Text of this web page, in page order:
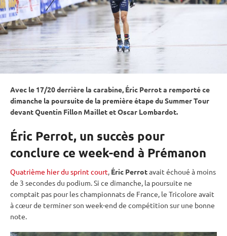
Avec le 17/20 derrière la carabine, Éric Perrot a remporté ce
dimanche la poursuitede la première étape du Summer Tour
devant Quentin Fillon Maillet et Oscar Lombardot.
Éric Perrot, un succès pour
conclure ce week-end à Prémanon
Quatrième hier du sprint court, Éric Perrotavait échoué à moins
de 3 secondes du podium. Si ce dimanche, la poursuite ne
comptait pas pour les championnats de France, le Tricolore avait
à cœur de terminer son week-end de compétition sur une bonne
note.